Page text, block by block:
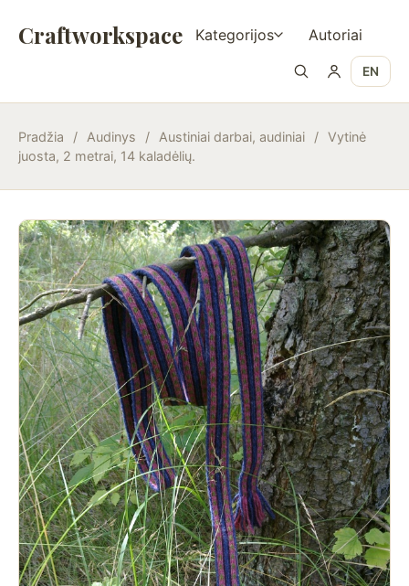
Craftworkspace Kategorijos Autoriai
EN
Pradžia / Audinys / Austiniai darbai, audiniai / Vytinė
juosta, 2 metrai, 14 kaladėlių.